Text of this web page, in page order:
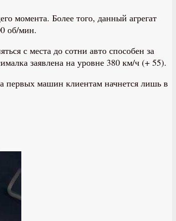
момента. Более того, данный агрегат
об/мин.
с места до сотни авто способен за
заявлена на уровне 380 км/ч (+ 55).
первых машин клиентам начнется лишь в